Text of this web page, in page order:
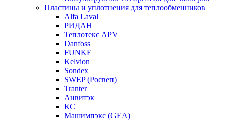
Пластины и уплотнения для теплообменников
Alfa Laval
РИДАН
Теплотекс APV
Danfoss
FUNKE
Kelvion
Sondex
SWEP (Росвеп)
Tranter
Анвитэк
КС
Машимпэкс (GEA)